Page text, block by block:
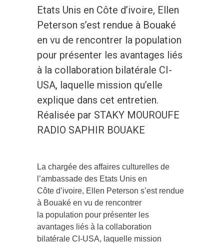
Etats Unis en Côte d’ivoire, Ellen
Peterson s’est rendue à Bouaké
en vu de rencontrer la population
pour présenter les avantages liés
à la collaboration bilatérale CI-
USA, laquelle mission qu’elle
explique dans cet entretien.
Réalisée par STAKY MOUROUFE
RADIO SAPHIR BOUAKE
La chargée des affaires culturelles de
l’ambassade des Etats Unis en
Côte d’ivoire, Ellen Peterson s’est rendue
à Bouaké en vu de rencontrer
la population pour présenter les
avantages liés à la collaboration
bilatérale CI-USA, laquelle mission